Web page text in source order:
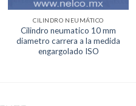
CILINDRO NEUMÁTICO
Cilindro neumatico 10 mm
diametro carrera a la medida
engargolado ISO